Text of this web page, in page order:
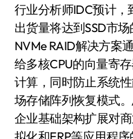
行业分析师IDC预计
出货量将达到SSD市
NVMe RAID解决方案
给多核CPU的向量寄
计算，同时防止系统
场存储阵列恢复模式
企业基础架构扩展对